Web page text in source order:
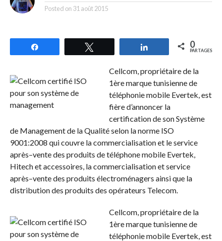
Posted on 31 août 2015
Partagez 0
PARTAGES
Cellcom, propriétaire de la
1ère marque tunisienne de
téléphonie mobile Evertek, est
fière d’annoncer la
certification de son Système
de Management de la Qualité selon la norme ISO
9001:2008 qui couvre la commercialisation et le service
après–vente des produits de téléphone mobile Evertek,
Hitech et accessoires, la commercialisation et service
après–vente des produits électroménagers ainsi que la
distribution des produits des opérateurs Telecom.
Cellcom, propriétaire de la
1ère marque tunisienne de
téléphonie mobile Evertek, est